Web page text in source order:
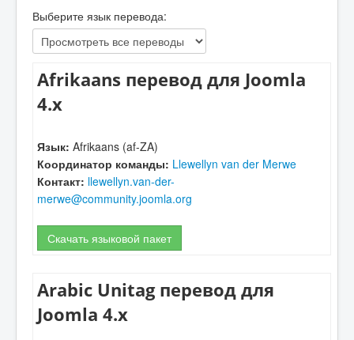
вопросы и получать советы на
переводчиковили наLanguage Forum
множество ресурсов наФорум международной
зоны.
языку, указанным в приведенном ниже списке.
Выберите язык перевода:
Afrikaans перевод для Joomla
4.x
Язык: Afrikaans (af-ZA)
Координатор команды: Llewellyn van der Merwe
Контакт: llewellyn.van-der-
merwe@community.joomla.org
Скачать языковой пакет
Arabic Unitag перевод для
Joomla 4.x